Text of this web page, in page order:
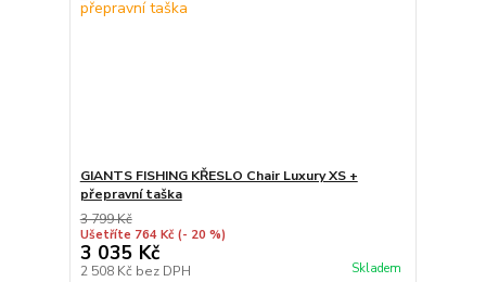
GIANTS FISHING KŘESLO Chair Luxury XS +
přepravní taška
3 799 Kč
Ušetříte 764 Kč (- 20 %)
3 035 Kč
2 508 Kč bez DPH Skladem